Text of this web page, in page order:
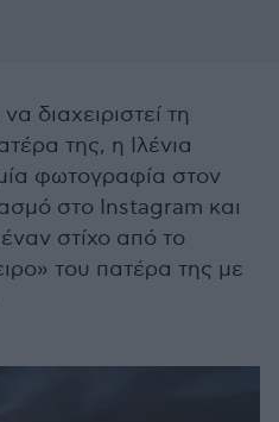
διαχειριστεί τη
της, η Ιλένια
φωτογραφία στον
στο Instagram και
στίχο από το
του πατέρα της με